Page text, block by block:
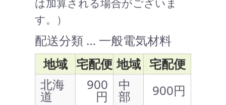
は加算される場合がございま
す。）
配送分類 … 一般電気材料
地域 宅配便 地域 宅配便
北海
道
900
円
中
部
900円